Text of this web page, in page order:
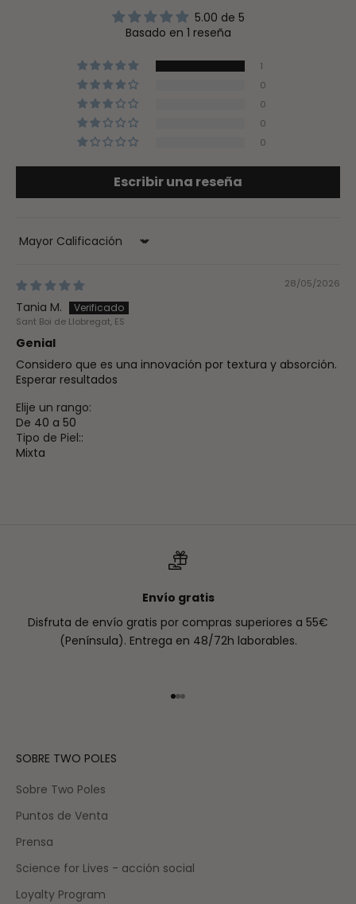
5.00 de 5
Basado en 1 reseña
1
0
0
0
0
Escribir una reseña
Sort by
28/05/2026
Tania M.
Sant Boi de Llobregat, ES
Genial
Considero que es una innovación por textura y absorción.
Esperar resultados
Elije un rango:
De 40 a 50
Tipo de Piel::
Mixta
Envío gratis
Disfruta de envío gratis por compras superiores a 55€
(Península). Entrega en 48/72h laborables.
Ir al artículo 1
Ir al artículo 2
Ir al artículo 3
SOBRE TWO POLES
Sobre Two Poles
Puntos de Venta
Prensa
Science for Lives - acción social
Loyalty Program